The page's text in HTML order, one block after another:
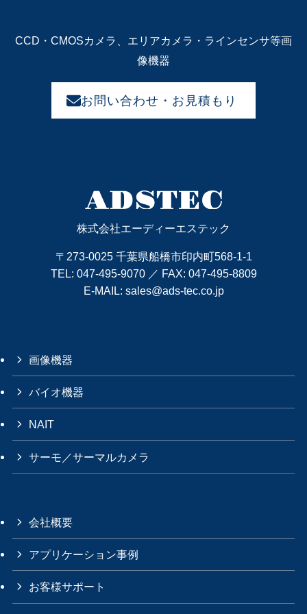
CCD・CMOSカメラ、エリアカメラ・ラインセンサ等画
像機器
お問い合わせ・お見積もり
株式会社エーディーエステック
〒273-0025 千葉県船橋市印内町568-1-1
TEL: 047-495-9070／ FAX: 047-495-8809
E-MAIL: sales@ads-tec.co.jp
画像機器
バイオ機器
NAIT
サーモ／サーマルカメラ
会社概要
アプリケーション事例
お客様サポート